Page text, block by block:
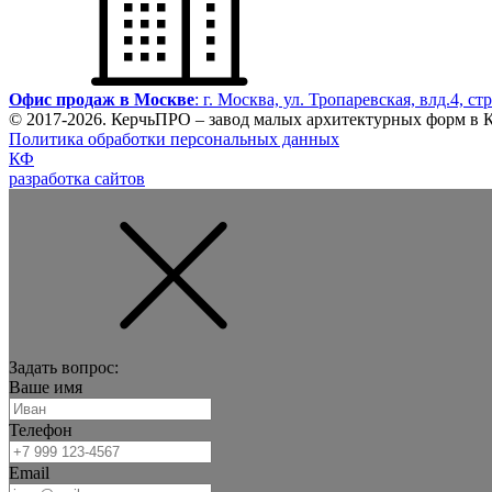
Офис продаж в Москве: г. Москва, ул. Тропаревская, влд.4,
© 2017-2026. КерчьПРО – завод малых архитектурных форм в
Политика обработки персональных данных
КФ
разработка сайтов
Задать вопрос:
Ваше имя
Телефон
Email